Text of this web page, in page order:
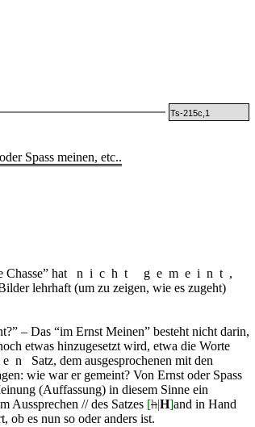
Ts-215c,1
Spass meinen, etc..
Chasse” hat nicht gemeint ,
lehrhaft (um zu zeigen, wie es zugeht)
– Das “im Ernst Meinen” besteht nicht darin,
etwas hinzugesetzt wird, etwa die Worte
Satz, dem ausgesprochenen mit den
wie war er gemeint? Von Ernst oder Spass
(Auffassung) in diesem Sinne ein
Aussprechen // des Satzes [h|H]and in Hand
ob es nun so oder anders ist.